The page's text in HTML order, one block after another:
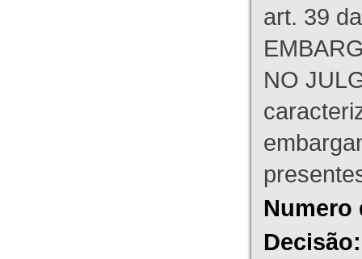
art. 39
NO
Numero
Decisão: